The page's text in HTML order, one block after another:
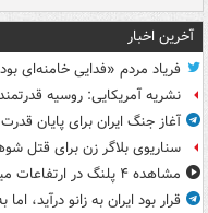
آخرین اخبار
فریاد مردم «فدایی خامنه‌ای
نشریه آمریکایی: روسیه
آغاز جنگ ایران برای پایان
سناریوی بلاگر زن برای قتل
مشاهده ۴ پلنگ در ارتفاعات میناب
قرار بود ایران به زانو درآید،